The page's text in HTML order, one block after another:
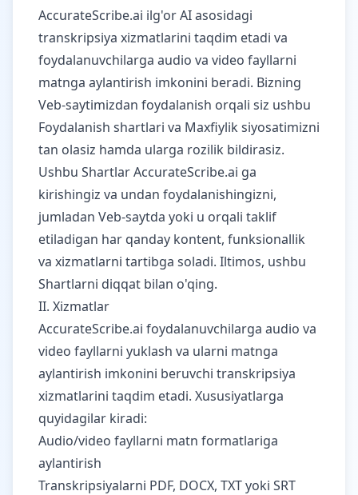
AccurateScribe.ai ilg'or AI asosidagi
transkripsiya xizmatlarini taqdim etadi va
foydalanuvchilarga audio va video fayllarni
matnga aylantirish imkonini beradi. Bizning
Veb-saytimizdan foydalanish orqali siz ushbu
Foydalanish shartlari va Maxfiylik siyosatimizni
tan olasiz hamda ularga rozilik bildirasiz.
Ushbu Shartlar AccurateScribe.ai ga
kirishingiz va undan foydalanishingizni,
jumladan Veb-saytda yoki u orqali taklif
etiladigan har qanday kontent, funksionallik
va xizmatlarni tartibga soladi. Iltimos, ushbu
Shartlarni diqqat bilan o'qing.
II. Xizmatlar
AccurateScribe.ai foydalanuvchilarga audio va
video fayllarni yuklash va ularni matnga
aylantirish imkonini beruvchi transkripsiya
xizmatlarini taqdim etadi. Xususiyatlarga
quyidagilar kiradi:
Audio/video fayllarni matn formatlariga
aylantirish
Transkripsiyalarni PDF, DOCX, TXT yoki SRT